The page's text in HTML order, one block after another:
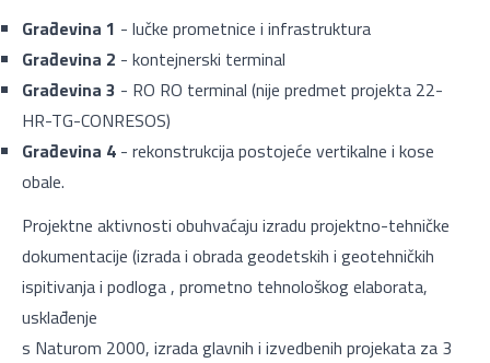
Građevina 1 - lučke prometnice i infrastruktura
Građevina 2 - kontejnerski terminal
Građevina 3 - RO RO terminal (nije predmet projekta 22-
HR-TG-CONRESOS)
Građevina 4 - rekonstrukcija postojeće vertikalne i kose
obale.
Projektne aktivnosti obuhvaćaju izradu projektno-tehničke
dokumentacije (izrada i obrada geodetskih i geotehničkih
ispitivanja i podloga , prometno tehnološkog elaborata,
usklađenje
s Naturom 2000, izrada glavnih i izvedbenih projekata za 3